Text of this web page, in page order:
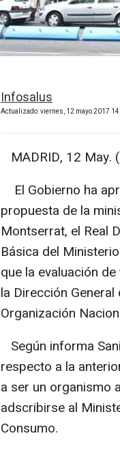
Infosalus
Actualizado: viernes, 12 mayo 2017
MADRID, 12 May.
El Gobierno ha
propuesta de la
Montserrat, el Real
Básica del
que la evaluación
la Dirección
Organización
Según informa
respecto a la
a ser un organismo
adscribirse al
Consumo.